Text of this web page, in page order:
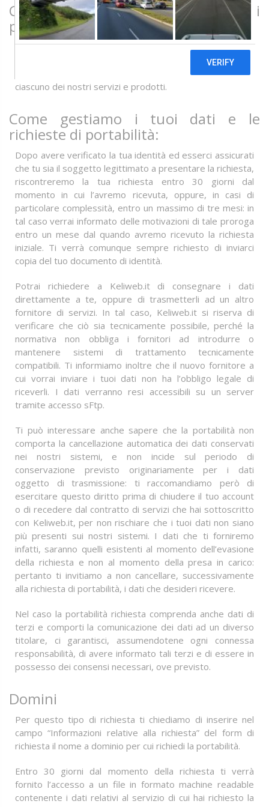
Come si esercita il diritto di
portabilità:
Compilando il form in fondo alla pagina e fornendoci i tuoi
dati anagrafici, eserciti il diritto alla portabilità. Tale diritto
vale anche per i dati generati automaticamente per
ciascuno dei nostri servizi e prodotti.
Come gestiamo i tuoi dati e le
richieste di portabilità:
Dopo avere verificato la tua identità ed esserci assicurati
che tu sia il soggetto legittimato a presentare la richiesta,
riscontreremo la tua richiesta entro 30 giorni dal
momento in cui l’avremo ricevuta, oppure, in casi di
particolare complessità, entro un massimo di tre mesi: in
tal caso verrai informato delle motivazioni di tale proroga
entro un mese dal quando avremo ricevuto la richiesta
iniziale. Ti verrà comunque sempre richiesto di inviarci
copia del tuo documento di identità.
Potrai richiedere a Keliweb.it di consegnare i dati
direttamente a te, oppure di trasmetterli ad un altro
fornitore di servizi. In tal caso, Keliweb.it si riserva di
verificare che ciò sia tecnicamente possibile, perché la
normativa non obbliga i fornitori ad introdurre o
mantenere sistemi di trattamento tecnicamente
compatibili. Ti informiamo inoltre che il nuovo fornitore a
cui vorrai inviare i tuoi dati non ha l’obbligo legale di
riceverli. I dati verranno resi accessibili su un server
tramite accesso sFtp.
Ti può interessare anche sapere che la portabilità non
comporta la cancellazione automatica dei dati conservati
nei nostri sistemi, e non incide sul periodo di
conservazione previsto originariamente per i dati
oggetto di trasmissione: ti raccomandiamo però di
esercitare questo diritto prima di chiudere il tuo account
o di recedere dal contratto di servizi che hai sottoscritto
con Keliweb.it, per non rischiare che i tuoi dati non siano
più presenti sui nostri sistemi. I dati che ti forniremo
infatti, saranno quelli esistenti al momento dell’evasione
della richiesta e non al momento della presa in carico:
pertanto ti invitiamo a non cancellare, successivamente
alla richiesta di portabilità, i dati che desideri ricevere.
Nel caso la portabilità richiesta comprenda anche dati di
terzi e comporti la comunicazione dei dati ad un diverso
titolare, ci garantisci, assumendotene ogni connessa
responsabilità, di avere informato tali terzi e di essere in
possesso dei consensi necessari, ove previsto.
Domini
Per questo tipo di richiesta ti chiediamo di inserire nel
campo “Informazioni relative alla richiesta” del form di
richiesta il nome a dominio per cui richiedi la portabilità.
Entro 30 giorni dal momento della richiesta ti verrà
fornito l’accesso a un file in formato machine readable
contenente i dati relativi al servizio di cui hai richiesto la